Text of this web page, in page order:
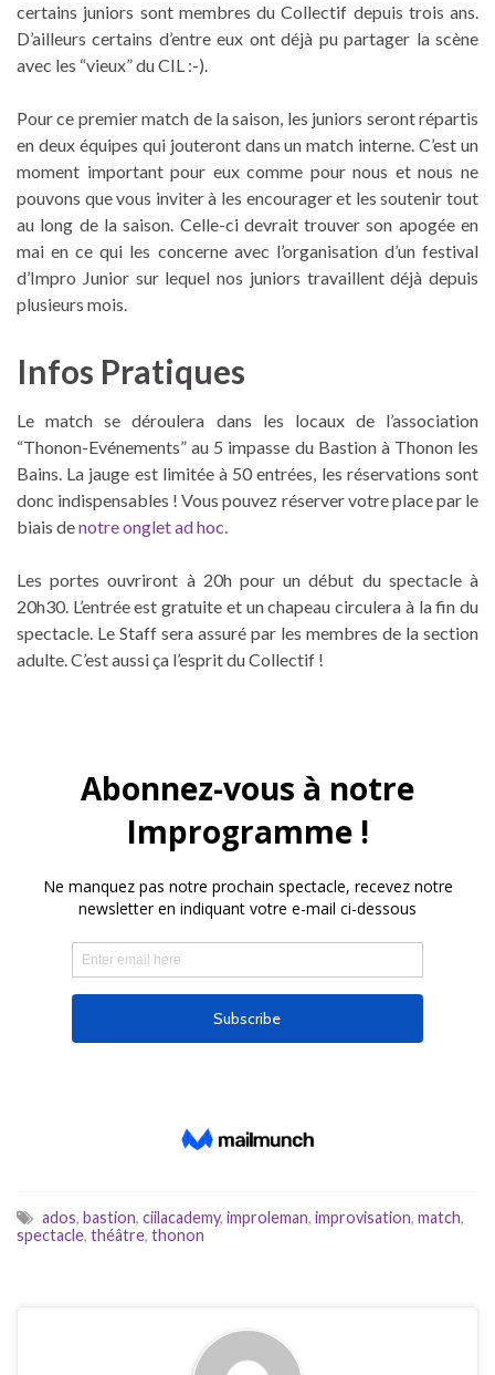
certains juniors sont membres du Collectif depuis trois ans.
D’ailleurs certains d’entre eux ont déjà pu partager la scène
avec les “vieux” du CIL :-).
Pour ce premier match de la saison, les juniors seront répartis
en deux équipes qui jouteront dans un match interne. C’est un
moment important pour eux comme pour nous et nous ne
pouvons que vous inviter à les encourager et les soutenir tout
au long de la saison. Celle-ci devrait trouver son apogée en
mai en ce qui les concerne avec l’organisation d’un festival
d’Impro Junior sur lequel nos juniors travaillent déjà depuis
plusieurs mois.
Infos Pratiques
Le match se déroulera dans les locaux de l’association
“Thonon-Evénements” au 5 impasse du Bastion à Thonon les
Bains. La jauge est limitée à 50 entrées, les réservations sont
donc indispensables ! Vous pouvez réserver votre place par le
biais denotre onglet ad hoc.
Les portes ouvriront à 20h pour un début du spectacle à
20h30. L’entrée est gratuite et un chapeau circulera à la fin du
spectacle. Le Staff sera assuré par les membres de la section
adulte. C’est aussi ça l’esprit du Collectif !
ados, bastion, ciilacademy, improleman, improvisation, match,
spectacle, théâtre, thonon